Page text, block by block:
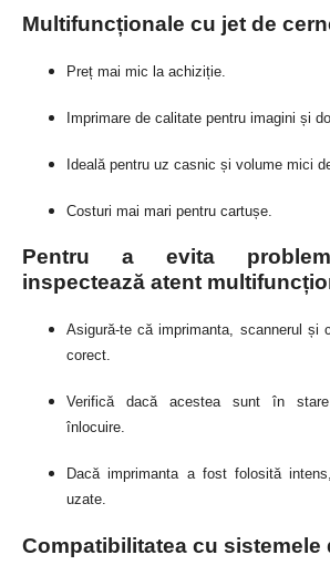
Multifuncționale cu jet de
Preț mai mic la achiziție.
Imprimare de calitate pentru imagini și
Ideală pentru uz casnic și volume mici
Costuri mai mari pentru cartușe.
Pentru a evita
inspectează atent
Asigură-te că imprimanta, scannerul și
corect.
Verifică dacă acestea sunt în
înlocuire.
Dacă imprimanta a fost folosită
uzate.
Compatibilitatea cu sistemele